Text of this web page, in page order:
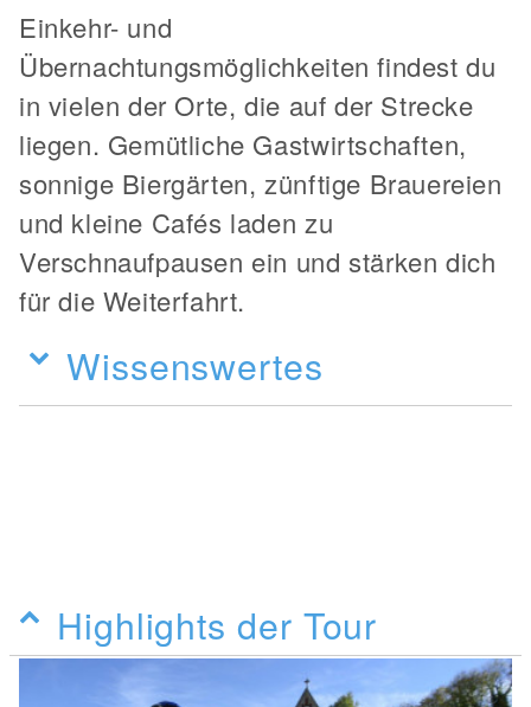
Einkehr- und
Übernachtungsmöglichkeiten findest du
in vielen der Orte, die auf der Strecke
liegen. Gemütliche Gastwirtschaften,
sonnige Biergärten, zünftige Brauereien
und kleine Cafés laden zu
Verschnaufpausen ein und stärken dich
für die Weiterfahrt.
Wissenswertes
Highlights der Tour